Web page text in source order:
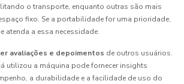
o transporte, enquanto outras são mais
fixo. Se a portabilidade for uma prioridade,
atenda a essa necessidade.
avaliações e depoimentos de outros usuários.
utilizou a máquina pode fornecer insights
a durabilidade e a facilidade de uso do